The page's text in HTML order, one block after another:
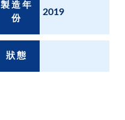
製造年
份
2019
狀態